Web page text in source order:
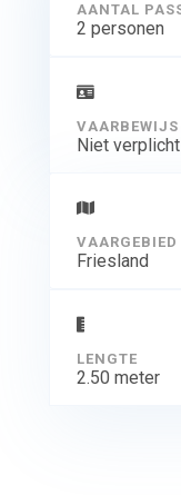
2 personen
VAARBEWIJS
Niet verplicht
VAARGEBIED
Friesland
LENGTE
2.50 meter